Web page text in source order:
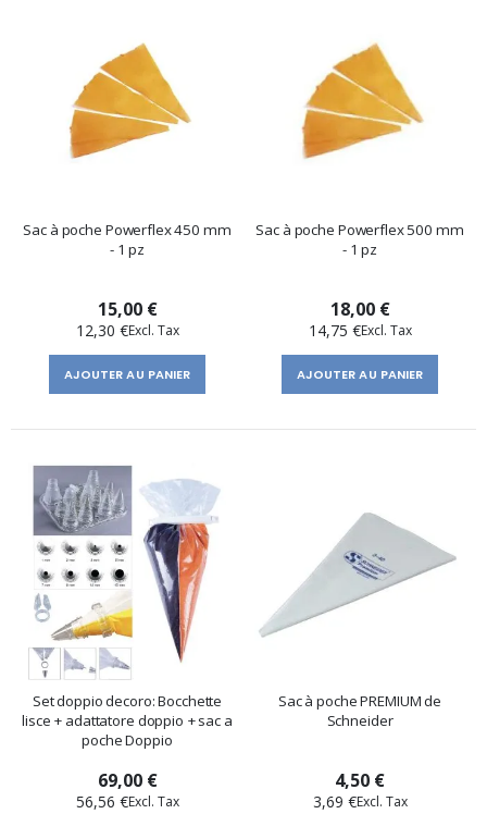
Sac à poche Powerflex 450 mm
- 1 pz
15,00 €
12,30 €
AJOUTER AU PANIER
Sac à poche Powerflex 500 mm
- 1 pz
18,00 €
14,75 €
AJOUTER AU PANIER
Set doppio decoro: Bocchette
lisce + adattatore doppio + sac a
poche Doppio
69,00 €
56,56 €
Sac à poche PREMIUM de
Schneider
4,50 €
3,69 €